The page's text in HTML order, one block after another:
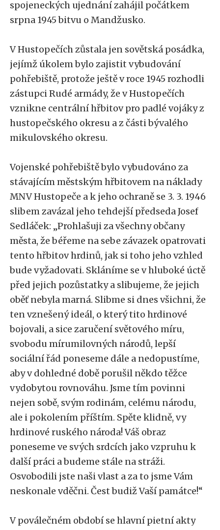
spojeneckých ujednání zahájil počátkem
srpna 1945 bitvu o Mandžusko.
V Hustopečích zůstala jen sovětská posádka,
jejímž úkolem bylo zajistit vybudování
pohřebiště, protože ještě v roce 1945 rozhodli
zástupci Rudé armády, že v Hustopečích
vznikne centrální hřbitov pro padlé vojáky z
hustopečského okresu a z části bývalého
mikulovského okresu.
Vojenské pohřebiště bylo vybudováno za
stávajícím městským hřbitovem na náklady
MNV Hustopeče a k jeho ochraně se 3. 3. 1946
slibem zavázal jeho tehdejší předseda Josef
Sedláček: „Prohlašuji za všechny občany
města, že béřeme na sebe závazek opatrovati
tento hřbitov hrdinů, jak si toho jeho vzhled
bude vyžadovati. Skláníme se v hluboké úctě
před jejich pozůstatky a slibujeme, že jejich
oběť nebyla marná. Slibme si dnes všichni, že
ten vznešený ideál, o který tito hrdinové
bojovali, a sice zaručení světového míru,
svobodu mírumilovných národů, lepší
sociální řád poneseme dále a nedopustíme,
aby v dohledné době porušil někdo těžce
vydobytou rovnováhu. Jsme tím povinni
nejen sobě, svým rodinám, celému národu,
ale i pokolením příštím. Spěte klidně, vy
hrdinové ruského národa! Váš obraz
poneseme ve svých srdcích jako vzpruhu k
další práci a budeme stále na stráži.
Osvobodili jste naši vlast a za to jsme Vám
neskonale vděčni. Čest budiž Vaší památce!“
V poválečném období se hlavní pietní akty